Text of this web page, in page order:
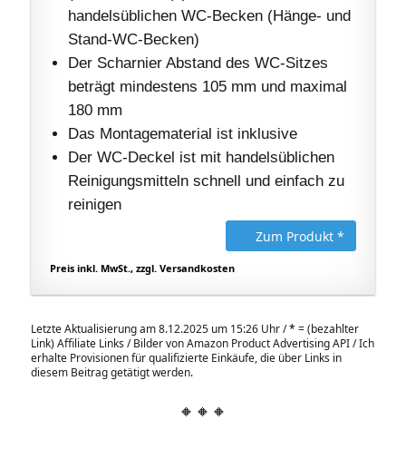
handelsüblichen WC-Becken (Hänge- und
Stand-WC-Becken)
Der Scharnier Abstand des WC-Sitzes
beträgt mindestens 105 mm und maximal
180 mm
Das Montagematerial ist inklusive
Der WC-Deckel ist mit handelsüblichen
Reinigungsmitteln schnell und einfach zu
reinigen
Zum Produkt *
Preis inkl. MwSt., zzgl. Versandkosten
Letzte Aktualisierung am 8.12.2025 um 15:26 Uhr /* = (bezahlter
Link) Affiliate Links / Bilder von Amazon Product Advertising API / Ich
erhalte Provisionen für qualifizierte Einkäufe, die über Links in
diesem Beitrag getätigt werden.
🔸🔸🔸